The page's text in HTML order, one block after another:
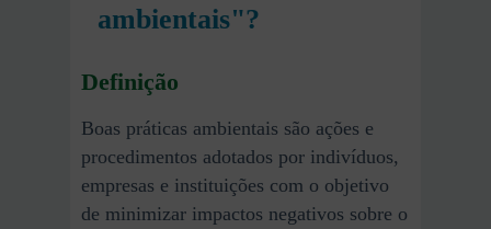
ambientais"?
Definição
Boas práticas ambientais são ações e
procedimentos adotados por indivíduos,
empresas e instituições com o objetivo
de minimizar impactos negativos sobre o